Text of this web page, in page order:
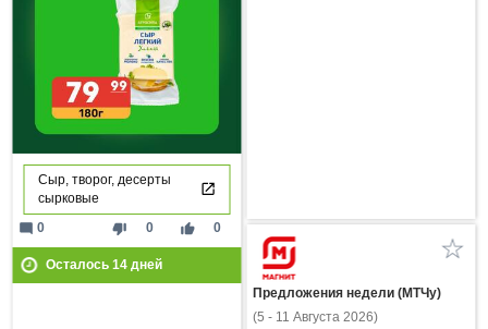
Сыр, творог, десерты
сырковые
thumb_down 0 thumb_up 0
mode_comment 0
Осталось 14дней
Предложения недели (МТЧу)
(5 - 11 Августа 2026)